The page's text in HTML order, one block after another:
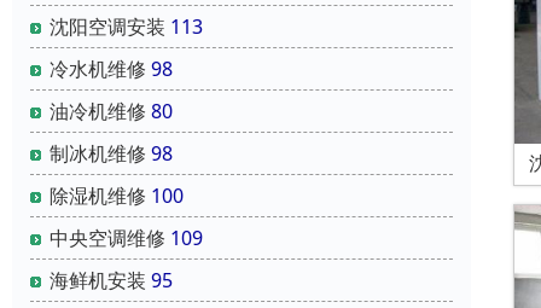
沈阳空调安装 113
冷水机维修 98
油冷机维修 80
制冰机维修 98
除湿机维修 100
中央空调维修 109
海鲜机安装 95